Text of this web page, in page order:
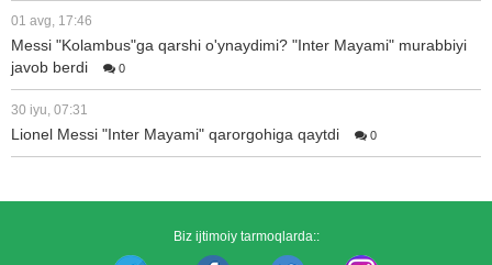
01 avg, 17:46
Messi "Kolambus"ga qarshi o'ynaydimi? "Inter Mayami" murabbiyi
javob berdi
0
30 iyu, 07:31
Lionel Messi "Inter Mayami" qarorgohiga qaytdi 0
Biz ijtimoiy tarmoqlarda::